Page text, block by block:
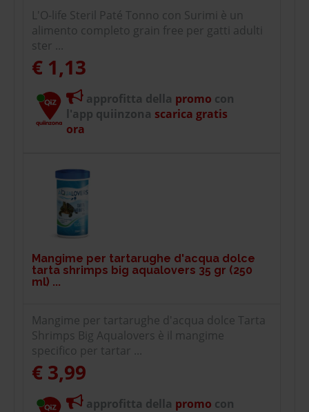
L'O-life Steril Paté Tonno con Surimi è un
alimento completo grain free per gatti adulti
ster ...
€ 1,13
approfitta della promo con
l'app quiinzona scarica gratis
ora
Mangime per tartarughe d'acqua dolce
tarta shrimps big aqualovers 35 gr (250
ml) ...
Mangime per tartarughe d'acqua dolce Tarta
Shrimps Big Aqualovers è il mangime
specifico per tartar ...
€ 3,99
approfitta della promo con